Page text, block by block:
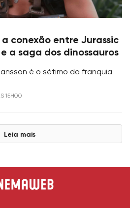
conexão entre Jurassic
a saga dos dinossauros
é o sétimo da franquia
15H00
Leia mais